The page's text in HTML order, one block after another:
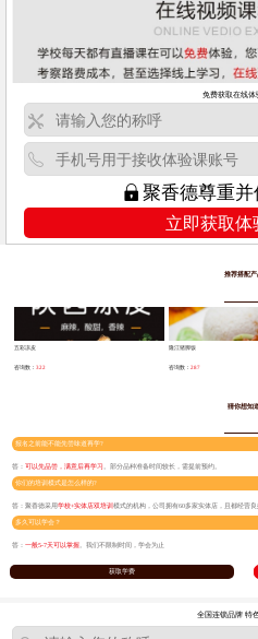
免费获取在线体
聚香德尊重
推荐搭配产
五彩凉皮
咨询数： 322
隆江猪脚饭
咨询数： 287
猜你想知
报名之前能不能先尝味道再学?
答： 可以先品尝，满意后再学习 。部分品种准备时间较长，需提前预约。
你们的培训模式是怎么样的?
答：聚香德采用学校+实体店双培训模式的机构，公司拥有60多家实体店，且都经营
多久可以学会？
答：一般5-7天可以掌握。我们不限制时间，学会为止
获取学费
全国连锁品牌 特